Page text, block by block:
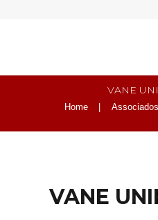
VANE
Home
Associados
VANE